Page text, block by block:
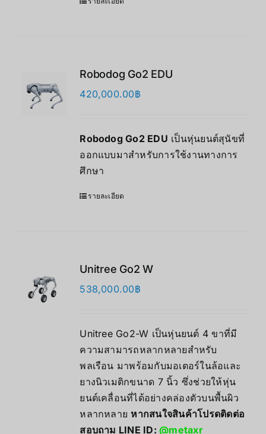
Robodog Go2 EDU
420,000.00฿
Robodog Go2 EDU เป็นหุ่นยนต์สุนัขที่
ออกแบบมาสำหรับการใช้งานทางการ
ศึกษา
รายละเอียด
Unitree Go2 W
538,000.00฿
Unitree Go2-W เป็นหุ่นยนต์ 4 ขาที่มี
ความสามารถหลากหลายสำหรับ
พลเรือน มาพร้อมกับมอเตอร์ในล้อและ
ยางนิวเมติกขนาด 7 นิ้ว ซึ่งช่วยให้หุ่น
ยนต์เคลื่อนที่ได้อย่างคล่องตัวบนพื้นผิว
หลากหลาย หากสนใจสินค้าโปรดติดต่อ
สอบถาม LINE ID:@metaxr